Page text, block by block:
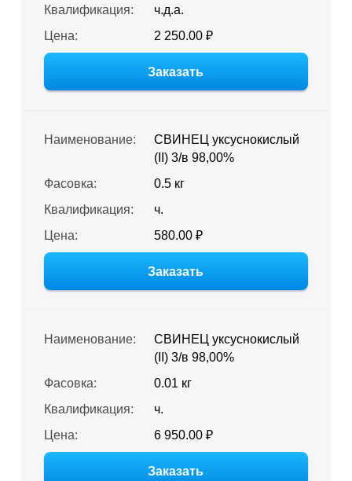
Квалификация:
ч.д.а.
Цена:
2 250.00 ₽
Заказать
Наименование:
СВИНЕЦ уксуснокислый
(II) 3/в 98,00%
Фасовка:
0.5 кг
Квалификация:
ч.
Цена:
580.00 ₽
Заказать
Наименование:
СВИНЕЦ уксуснокислый
(II) 3/в 98,00%
Фасовка:
0.01 кг
Квалификация:
ч.
Цена:
6 950.00 ₽
Заказать